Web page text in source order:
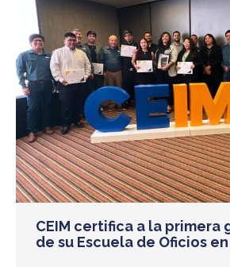
CEIM certifica a la primera
de su Escuela de Oficios